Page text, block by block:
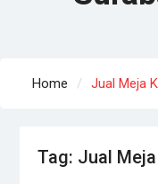
Home Jual Meja
Tag: Jual